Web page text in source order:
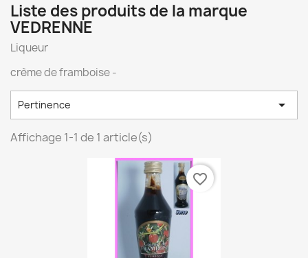
Liste des produits de la marque
VEDRENNE
Liqueur
crème de framboise -
Pertinence 
Affichage 1-1 de 1 article(s)
favorite_border